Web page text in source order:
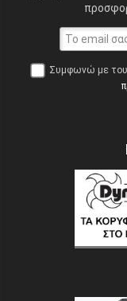
Συμφωνώ με